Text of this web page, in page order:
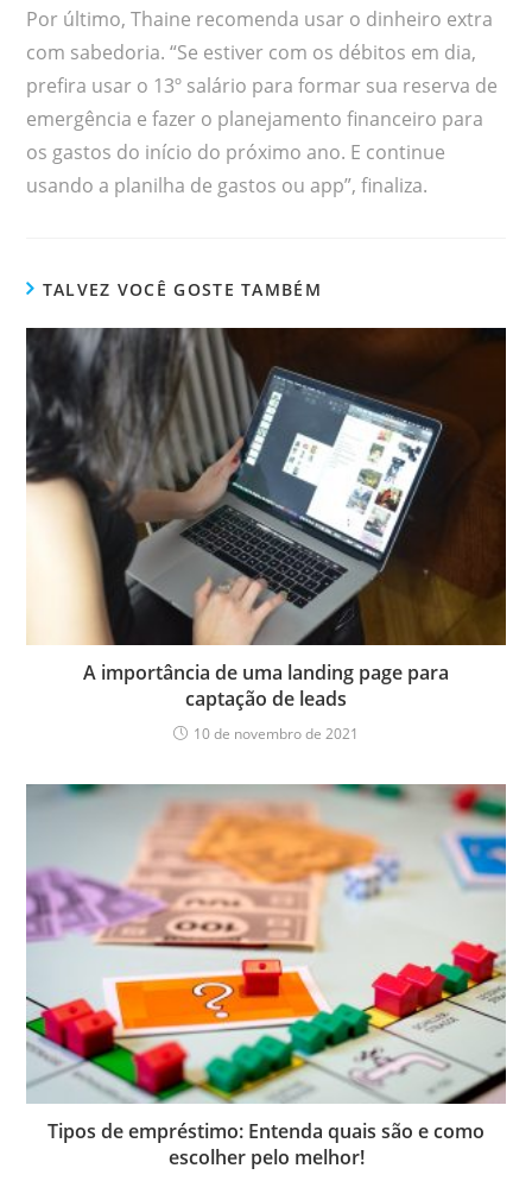
Por último, Thaine recomenda usar o dinheiro extra
com sabedoria. “Se estiver com os débitos em dia,
prefira usar o 13º salário para formar sua reserva de
emergência e fazer o planejamento financeiro para
os gastos do início do próximo ano. E continue
usando a planilha de gastos ou app”, finaliza.
TALVEZ VOCÊ GOSTE TAMBÉM
A importância de uma landing page para
captação de leads
10 de novembro de 2021
Tipos de empréstimo: Entenda quais são e como
escolher pelo melhor!